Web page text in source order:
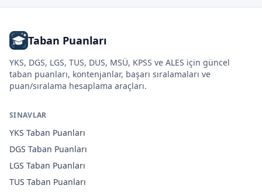
Taban Puanları
YKS, DGS, LGS, TUS, DUS, MSÜ, KPSS ve ALES için güncel
taban puanları, kontenjanlar, başarı sıralamaları ve
puan/sıralama hesaplama araçları.
SINAVLAR
YKS Taban Puanları
DGS Taban Puanları
LGS Taban Puanları
TUS Taban Puanları